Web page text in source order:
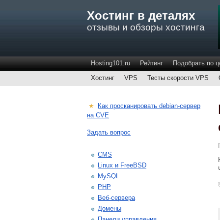
Хостинг в деталях
отзывы и обзоры хостинга
Hosting101.ru Рейтинг
Подобрать по
Хостинг
VPS Тесты скорости VPS
★ Как просканировать debian-сервер
на CVE
Задать вопрос
CMS
Linux и FreeBSD
MySQL
PHP
Веб-сервера
Домены